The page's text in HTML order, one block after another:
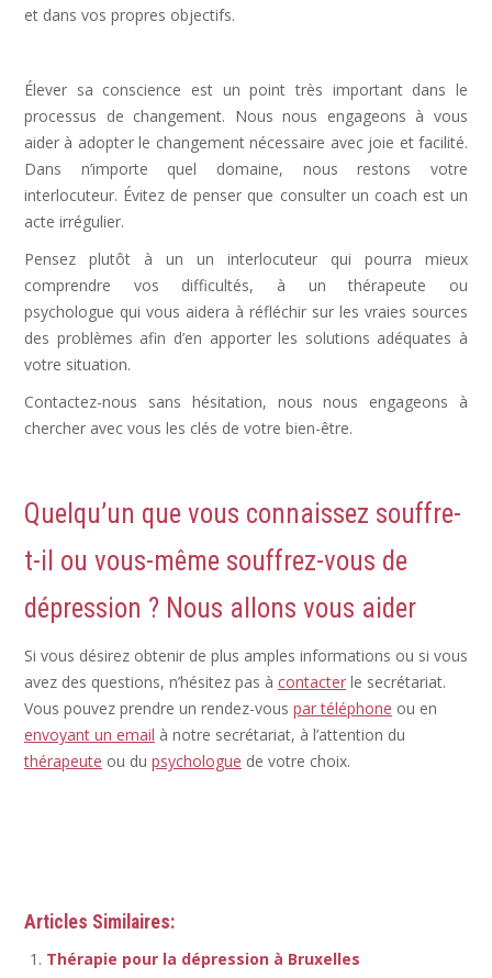
et dans vos propres objectifs.
Élever sa conscience est un point très important dans le
processus de changement. Nous nous engageons à vous
aider à adopter le changement nécessaire avec joie et facilité.
Dans n’importe quel domaine, nous restons votre
interlocuteur. Évitez de penser que consulter un coach est un
acte irrégulier.
Pensez plutôt à un un interlocuteur qui pourra mieux
comprendre vos difficultés, à un thérapeute ou
psychologue qui vous aidera à réfléchir sur les vraies sources
des problèmes afin d’en apporter les solutions adéquates à
votre situation.
Contactez-nous sans hésitation, nous nous engageons à
chercher avec vous les clés de votre bien-être.
Quelqu’un que vous connaissez souffre-
t-il ou vous-même souffrez-vous de
dépression ? Nous allons vous aider
Si vous désirez obtenir de plus amples informations ou si vous
avez des questions, n’hésitez pas à contacter le secrétariat.
Vous pouvez prendre un rendez-vous par téléphone ou en
envoyant un email à notre secrétariat, à l’attention du
thérapeute ou du psychologue de votre choix.
Articles Similaires:
Thérapie pour la dépression à Bruxelles